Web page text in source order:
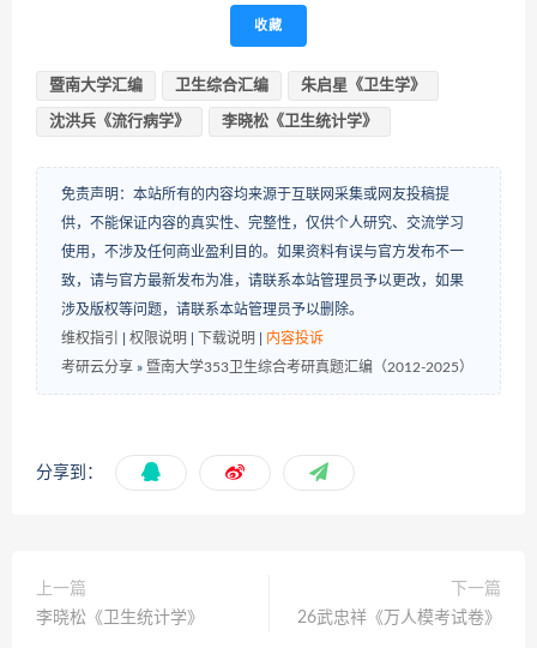
收藏
暨南大学汇编 卫生综合汇编 ​朱启星《卫生学》
沈洪兵《流行病学》 李晓松《卫生统计学》
免责声明：本站所有的内容均来源于互联网采集或网友投稿提
供，不能保证内容的真实性、完整性，仅供个人研究、交流学习
使用，不涉及任何商业盈利目的。如果资料有误与官方发布不一
致，请与官方最新发布为准，请联系本站管理员予以更改，如果
涉及版权等问题，请联系本站管理员予以删除。
维权指引
权限说明 下载说明
内容投诉
考研云分享 » 暨南大学353卫生综合考研真题汇编（2012-2025）
分享到：
上一篇
李晓松《卫生统计学》
下一篇
26武忠祥《万人模考试卷》